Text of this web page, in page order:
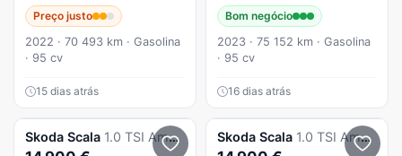
Preço justo
2022 · 70 493 km · Gasolina
· 95 cv
15 dias atrás
Bom negócio
2023 · 75 152 km · Gasolina
· 95 cv
16 dias atrás
Skoda Scala 1.0 TSI Ambition Skoda Scala 1.0 TSI Ambition